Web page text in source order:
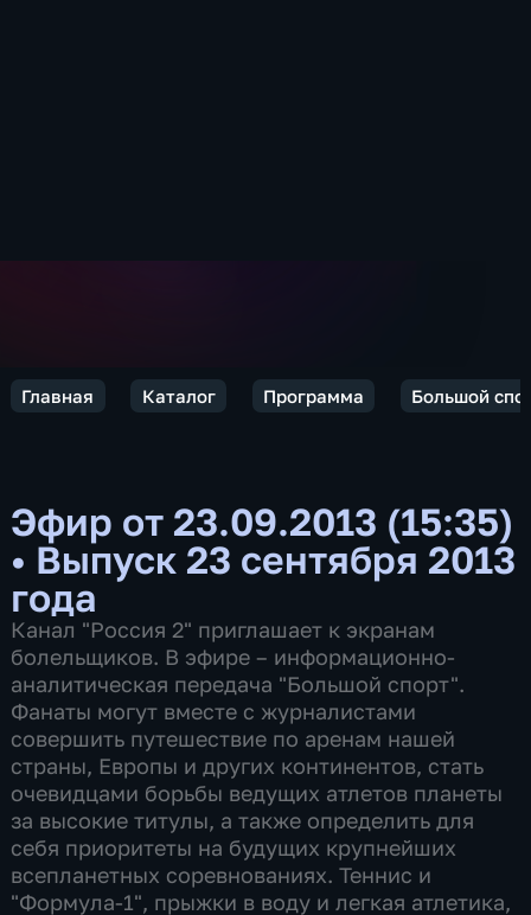
Главная Каталог Программа Большой
Эфир от 23.09.2013 (15:35)
• Выпуск 23 сентября 2013
года
Канал "Россия 2" приглашает к экранам
болельщиков. В эфире – информационно-
аналитическая передача "Большой спорт".
Фанаты могут вместе с журналистами
совершить путешествие по аренам нашей
страны, Европы и других континентов, стать
очевидцами борьбы ведущих атлетов планеты
за высокие титулы, а также определить для
себя приоритеты на будущих крупнейших
всепланетных соревнованиях. Теннис и
"Формула-1", прыжки в воду и легкая атлетика,